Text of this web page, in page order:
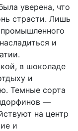
уверена, что
страсти. Лишь
и
в шоколаде
и
Темные сорта
—
на центр
и